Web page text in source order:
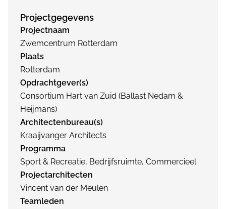
Projectgegevens
Projectnaam
Zwemcentrum Rotterdam
Plaats
Rotterdam
Opdrachtgever(s)
Consortium Hart van Zuid (Ballast Nedam &
Heijmans)
Architectenbureau(s)
Kraaijvanger Architects
Programma
Sport & Recreatie, Bedrijfsruimte, Commercieel
Projectarchitecten
Vincent van der Meulen
Teamleden